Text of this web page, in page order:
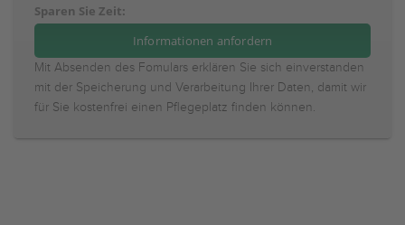
Sparen Sie Zeit:
Mit Absenden des Fomulars erklären Sie sich einverstanden
mit der Speicherung und Verarbeitung Ihrer Daten, damit wir
für Sie kostenfrei einen Pflegeplatz finden können.